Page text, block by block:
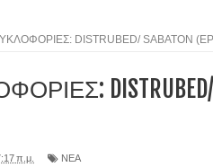
DISTRUBED/ SABATON
DISTRUBED/
π.μ. ΝΕΑ